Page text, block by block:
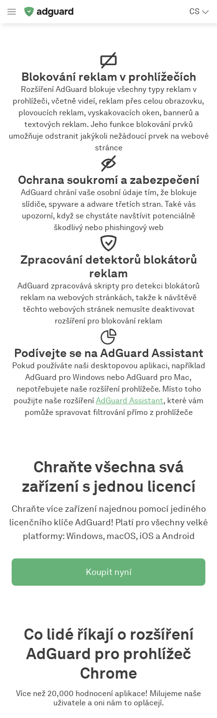
CS
Blokování reklam v prohlížečích
Rozšíření AdGuard blokuje všechny typy reklam v
prohlížeči, včetně videí, reklam přes celou obrazovku,
plovoucích reklam, vyskakovacích oken, bannerů a
textových reklam. Jeho funkce blokování prvků
umožňuje odstranit jakýkoli nežádoucí prvek na webové
stránce
Ochrana soukromí a zabezpečení
AdGuard chrání vaše osobní údaje tím, že blokuje
slídiče, spyware a adware třetích stran. Také vás
upozorní, když se chystáte navštívit potenciálně
škodlivý nebo phishingový web
Zpracování detektorů blokátorů
reklam
AdGuard zpracovává skripty pro detekci blokátorů
reklam na webových stránkách, takže k návštěvě
těchto webových stránek nemusíte deaktivovat
rozšíření pro blokování reklam
Podívejte se na AdGuard Assistant
Pokud používáte naši desktopovou aplikaci, například
AdGuard pro Windows nebo AdGuard pro Mac,
nepotřebujete naše rozšíření prohlížeče. Místo toho
použijte naše rozšíření AdGuard Assistant, které vám
pomůže spravovat filtrování přímo z prohlížeče
Chraňte všechna svá
zařízení s jednou licencí
Chraňte více zařízení najednou pomocí jediného
licenčního klíče AdGuard! Platí pro všechny velké
platformy: Windows, macOS, iOS a Android
Koupit nyní
Co lidé říkají o rozšíření
AdGuard pro prohlížeč
Chrome
Více než 20,000 hodnocení aplikace! Milujeme naše
uživatele a oni nám to oplácejí.